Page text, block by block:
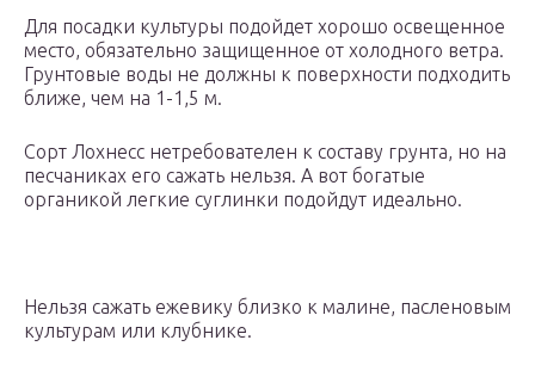
Для посадки культуры подойдет хорошо освещенное
место, обязательно защищенное от холодного ветра.
Грунтовые воды не должны к поверхности подходить
ближе, чем на 1-1,5 м.
Сорт Лохнесс нетребователен к составу грунта, но на
песчаниках его сажать нельзя. А вот богатые
органикой легкие суглинки подойдут идеально.
Нельзя сажать ежевику близко к малине, пасленовым
культурам или клубнике.